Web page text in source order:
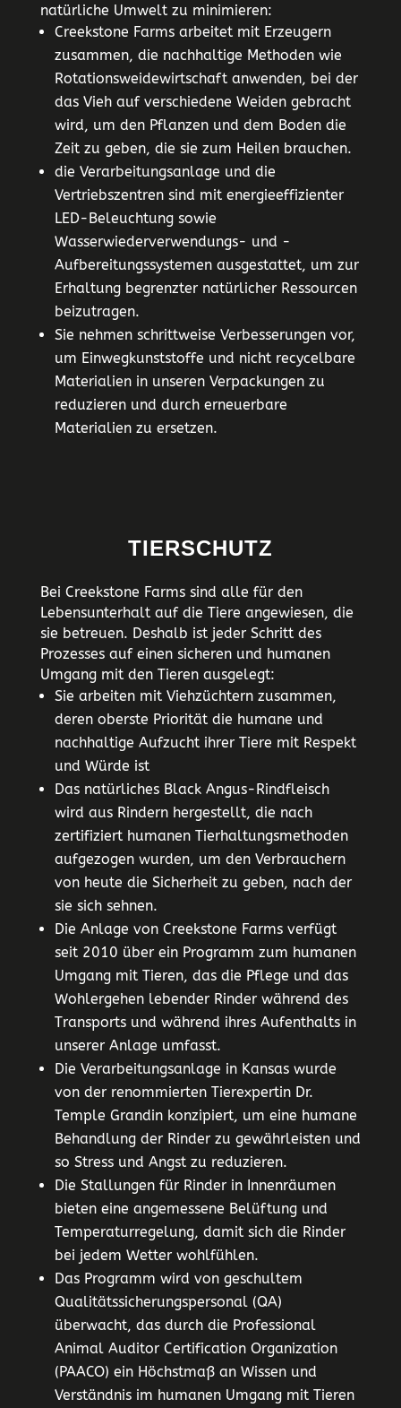
natürliche Umwelt zu minimieren:
Creekstone Farms arbeitet mit Erzeugern
zusammen, die nachhaltige Methoden wie
Rotationsweidewirtschaft anwenden, bei der
das Vieh auf verschiedene Weiden gebracht
wird, um den Pflanzen und dem Boden die
Zeit zu geben, die sie zum Heilen brauchen.
die Verarbeitungsanlage und die
Vertriebszentren sind mit energieeffizienter
LED-Beleuchtung sowie
Wasserwiederverwendungs- und -
Aufbereitungssystemen ausgestattet, um zur
Erhaltung begrenzter natürlicher Ressourcen
beizutragen.
Sie nehmen schrittweise Verbesserungen vor,
um Einwegkunststoffe und nicht recycelbare
Materialien in unseren Verpackungen zu
reduzieren und durch erneuerbare
Materialien zu ersetzen.
TIERSCHUTZ
Bei Creekstone Farms sind alle für den
Lebensunterhalt auf die Tiere angewiesen, die
sie betreuen. Deshalb ist jeder Schritt des
Prozesses auf einen sicheren und humanen
Umgang mit den Tieren ausgelegt:
Sie arbeiten mit Viehzüchtern zusammen,
deren oberste Priorität die humane und
nachhaltige Aufzucht ihrer Tiere mit Respekt
und Würde ist
Das natürliches Black Angus-Rindfleisch
wird aus Rindern hergestellt, die nach
zertifiziert humanen Tierhaltungsmethoden
aufgezogen wurden, um den Verbrauchern
von heute die Sicherheit zu geben, nach der
sie sich sehnen.
Die Anlage von Creekstone Farms verfügt
seit 2010 über ein Programm zum humanen
Umgang mit Tieren, das die Pflege und das
Wohlergehen lebender Rinder während des
Transports und während ihres Aufenthalts in
unserer Anlage umfasst.
Die Verarbeitungsanlage in Kansas wurde
von der renommierten Tierexpertin Dr.
Temple Grandin konzipiert, um eine humane
Behandlung der Rinder zu gewährleisten und
so Stress und Angst zu reduzieren.
Die Stallungen für Rinder in Innenräumen
bieten eine angemessene Belüftung und
Temperaturregelung, damit sich die Rinder
bei jedem Wetter wohlfühlen.
Das Programm wird von geschultem
Qualitätssicherungspersonal (QA)
überwacht, das durch die Professional
Animal Auditor Certification Organization
(PAACO) ein Höchstmaß an Wissen und
Verständnis im humanen Umgang mit Tieren